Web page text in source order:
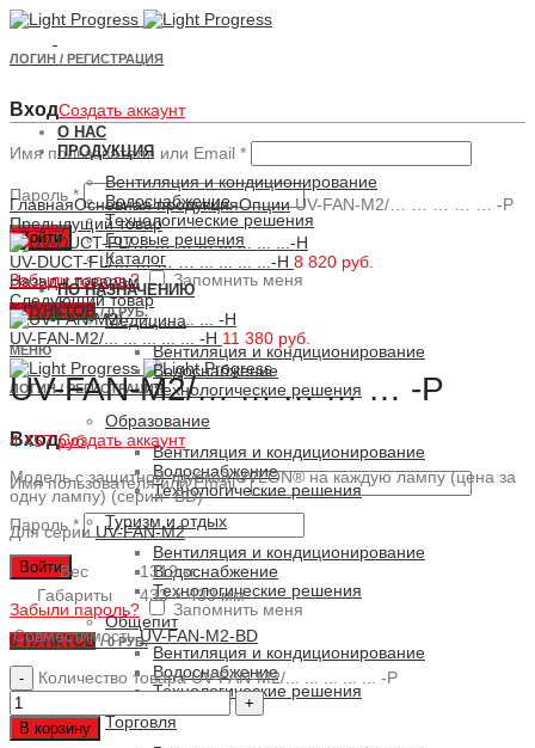
ЛОГИН / РЕГИСТРАЦИЯ
ВходСоздать аккаунт
Имя пользователя или Email *
Пароль *
Войти
Забыли пароль? Запомнить меня
0ПУНКТОВ / 0 РУБ.
МЕНЮ
ЛОГИН / РЕГИСТРАЦИЯ
ВходСоздать аккаунт
Имя пользователя или Email*
Пароль *
Войти
Забыли пароль? Запомнить меня
0ПУНКТОВ / 0 РУБ.
О НАС
ПРОДУКЦИЯ
Вентиляция и кондиционирование
Водоснабжение
Технологические решения
Готовые решения
Каталог
ПО НАЗНАЧЕНИЮ
Медицина
Вентиляция и кондиционирование
Водоснабжение
Технологические решения
Образование
Вентиляция и кондиционирование
Водоснабжение
Технологические решения
Туризм и отдых
Вентиляция и кондиционирование
Водоснабжение
Технологические решения
Общепит
Вентиляция и кондиционирование
Водоснабжение
Технологические решения
Торговля
Увеличить
ГлавнаяОсновная продукцияОпцииUV-FAN-M2/… … … … … -P
Предыдущий товар
UV-DUCT-FL/… … … … ... ... ... ...-H 8 820 руб.
Назад к товарам
Следующий товар
UV-FAN-M2/... ... ... ... ... -H 11 380 руб.
UV-FAN-M2/… … … … … -P
4 457 руб.
Модель с защитной трубкой UVLON® на каждую лампу (цена за
одну лампу) (серии -BD)
Для серии UV-FAN-M2
Вес
1312 кг
Габариты
433 × 433 мм
Совместимость UV-FAN-M2-BD
Количество товара UV-FAN-M2/... ... ... ... ... -P
В корзину